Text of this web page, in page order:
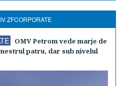
ZFCORPORATE
OMV Petrom vede marje de
patru, dar sub nivelul